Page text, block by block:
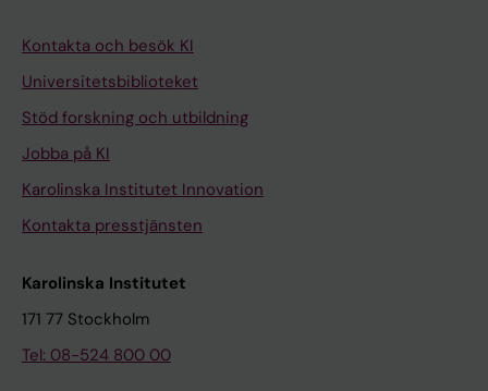
Kontakta och besök KI
Universitetsbiblioteket
Stöd forskning och utbildning
Jobba på KI
Karolinska Institutet Innovation
Kontakta presstjänsten
Karolinska Institutet
171 77 Stockholm
Tel: 08-524 800 00